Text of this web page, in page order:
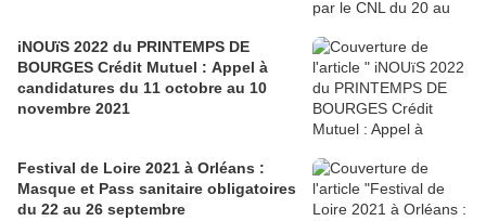
iNOUïS 2022 du PRINTEMPS DE
BOURGES Crédit Mutuel : Appel à
candidatures du 11 octobre au 10
novembre 2021
Festival de Loire 2021 à Orléans :
Masque et Pass sanitaire obligatoires
du 22 au 26 septembre